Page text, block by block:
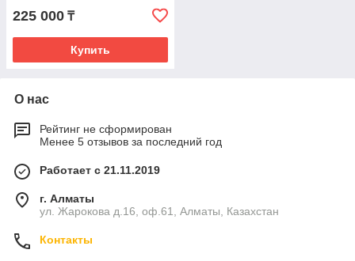
225 000 ₸
Купить
О нас
Рейтинг не сформирован
Менее 5 отзывов за последний год
Работает с 21.11.2019
г. Алматы
ул. Жарокова д.16, оф.61, Алматы, Казахстан
Контакты